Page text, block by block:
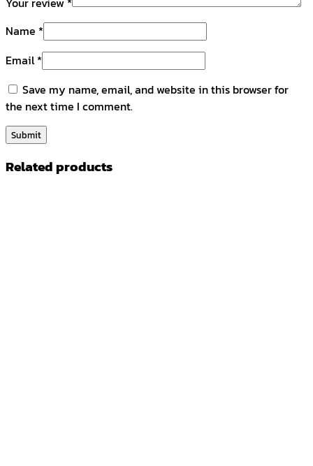
Name *
Email*
Save my name, email, and website in this browser for
the next time I comment.
Related products